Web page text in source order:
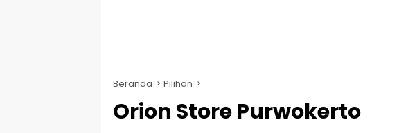
Beranda Pilihan
Orion Store Purwokerto